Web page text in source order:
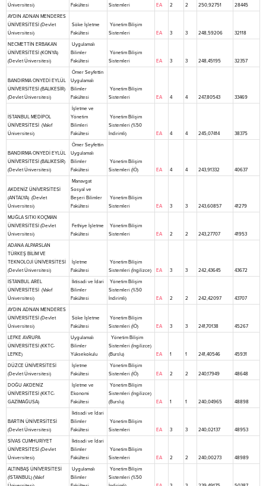
Üniversitesi)
Fakültesi
Sistemleri
EA 2 2 250,92751 28445
AYDIN ADNAN MENDERES
ÜNİVERSİTESİ (Devlet
Üniversitesi)
Söke İşletme
Fakültesi
Yönetim Bilişim
Sistemleri
EA 3 3 248,59206 32118
NECMETTİN ERBAKAN
ÜNİVERSİTESİ (KONYA)
(Devlet Üniversitesi)
Uygulamalı
Bilimler
Fakültesi
Yönetim Bilişim
Sistemleri
EA 3 3 248,45195 32357
BANDIRMA ONYEDİ EYLÜL
ÜNİVERSİTESİ (BALIKESİR)
(Devlet Üniversitesi)
Ömer Seyfettin
Uygulamalı
Bilimler
Fakültesi
Yönetim Bilişim
Sistemleri
EA 4 4 247,80543 33469
İSTANBUL MEDİPOL
ÜNİVERSİTESİ (Vakıf
Üniversitesi)
İşletme ve
Yönetim
Bilimleri
Fakültesi
Yönetim Bilişim
Sistemleri (%50
İndirimli)
EA 4 4 245,07414 38375
BANDIRMA ONYEDİ EYLÜL
ÜNİVERSİTESİ (BALIKESİR)
(Devlet Üniversitesi)
Ömer Seyfettin
Uygulamalı
Bilimler
Fakültesi
Yönetim Bilişim
Sistemleri (İÖ)
EA 4 4 243,91332 40637
AKDENİZ ÜNİVERSİTESİ
(ANTALYA) (Devlet
Üniversitesi)
Manavgat
Sosyal ve
Beşeri Bilimler
Fakültesi
Yönetim Bilişim
Sistemleri
EA 3 3 243,60857 41279
MUĞLA SITKI KOÇMAN
ÜNİVERSİTESİ (Devlet
Üniversitesi)
Fethiye İşletme
Fakültesi
Yönetim Bilişim
Sistemleri
EA 2 2 243,27707 41953
ADANA ALPARSLAN
TÜRKEŞ BİLİM VE
TEKNOLOJİ ÜNİVERSİTESİ
(Devlet Üniversitesi)
İşletme
Fakültesi
Yönetim Bilişim
Sistemleri (İngilizce)
EA 3 3 242,43645 43672
İSTANBUL AREL
ÜNİVERSİTESİ (Vakıf
Üniversitesi)
İktisadi ve İdari
Bilimler
Fakültesi
Yönetim Bilişim
Sistemleri (%50
İndirimli)
EA 2 2 242,42097 43707
AYDIN ADNAN MENDERES
ÜNİVERSİTESİ (Devlet
Üniversitesi)
Söke İşletme
Fakültesi
Yönetim Bilişim
Sistemleri (İÖ)
EA 3 3 241,70138 45267
LEFKE AVRUPA
ÜNİVERSİTESİ (KKTC-
LEFKE)
Uygulamalı
Bilimler
Yüksekokulu
Yönetim Bilişim
Sistemleri (İngilizce)
(Burslu)
EA 1 1 241,40546 45931
DÜZCE ÜNİVERSİTESİ
(Devlet Üniversitesi)
İşletme
Fakültesi
Yönetim Bilişim
Sistemleri (İÖ)
EA 2 2 240,17949 48648
DOĞU AKDENİZ
ÜNİVERSİTESİ (KKTC-
GAZİMAĞUSA)
İşletme ve
Ekonomi
Fakültesi
Yönetim Bilişim
Sistemleri (İngilizce)
(Burslu)
EA 1 1 240,04965 48898
BARTIN ÜNİVERSİTESİ
(Devlet Üniversitesi)
İktisadi ve İdari
Bilimler
Fakültesi
Yönetim Bilişim
Sistemleri
EA 3 3 240,02137 48953
SİVAS CUMHURİYET
ÜNİVERSİTESİ (Devlet
Üniversitesi)
İktisadi ve İdari
Bilimler
Fakültesi
Yönetim Bilişim
Sistemleri
EA 2 2 240,00273 48989
ALTINBAŞ ÜNİVERSİTESİ
(İSTANBUL) (Vakıf
Uygulamalı
Bilimler
Yönetim Bilişim
Sistemleri (%50